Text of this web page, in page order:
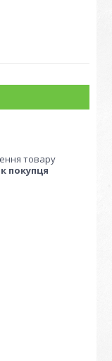
товару
покупця